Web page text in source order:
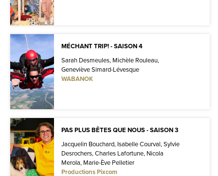
MÉCHANT TRIP! - SAISON 4
Sarah Desmeules, Michèle Rouleau,
Geneviève Simard-Lévesque
WABANOK
PAS PLUS BÊTES QUE NOUS - SAISON 3
Jacquelin Bouchard, Isabelle Courval, Sylvie
Desrochers, Charles Lafortune, Nicola
Merola, Marie-Ève Pelletier
Productions Pixcom